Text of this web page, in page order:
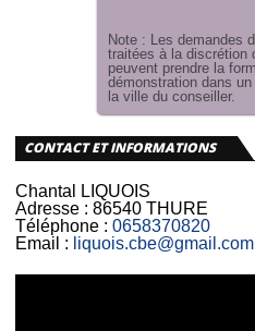
Note : Les demandes
traitées à la discrétion
peuvent prendre la
démonstration dans
la ville du conseiller.
CONTACT ET INFORMATIONS
Chantal LIQUOIS
Adresse : 86540 THURE
Téléphone : 0658370820
Email : liquois.cbe@gmail.com